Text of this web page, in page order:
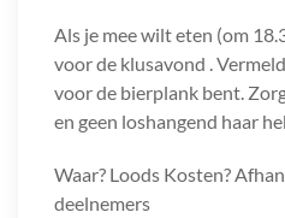
Als je mee wilt eten (om
voor de klusavond .
voor de bierplank bent.
en geen loshangend haar
Waar? Loods Kosten?
deelnemers